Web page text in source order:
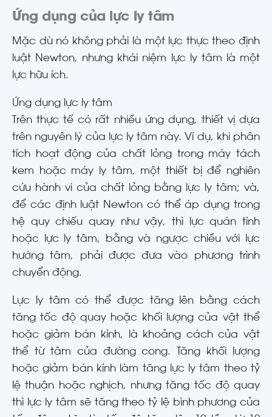
Ứng dụng của lực ly tâm
Mặc dù nó không phải là một lực thực theo định
luật Newton, nhưng khái niệm lực ly tâm là một
lực hữu ích.
Ứng dụng lực ly tâm
Trên thực tế có rất nhiều ứng dụng, thiết vị dựa
trên nguyên lý của lực ly tâm này. Ví dụ, khi phân
tích hoạt động của chất lỏng trong máy tách
kem hoặc máy ly tâm, một thiết bị để nghiên
cứu hành vi của chất lỏng bằng lực ly tâm; và,
để các định luật Newton có thể áp dụng trong
hệ quy chiếu quay như vậy, thì lực quán tính
hoặc lực ly tâm, bằng và ngược chiều với lực
hướng tâm, phải được đưa vào phương trình
chuyển động.
Lực ly tâm có thể được tăng lên bằng cách
tăng tốc độ quay hoặc khối lượng của vật thể
hoặc giảm bán kính, là khoảng cách của vật
thể từ tâm của đường cong. Tăng khối lượng
hoặc giảm bán kính làm tăng lực ly tâm theo tỷ
lệ thuận hoặc nghịch, nhưng tăng tốc độ quay
thì lực ly tâm sẽ tăng theo tỷ lệ bình phương của